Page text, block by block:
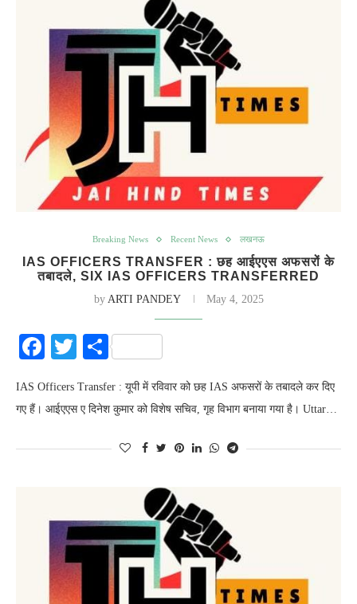
Breaking News Recent News लखनऊ
IAS OFFICERS TRANSFER : छह आईएएस अफसरों के
तबादले, SIX IAS OFFICERS TRANSFERRED
by ARTI PANDEY May 4, 2025
Facebook
Twitter
Share
IAS Officers Transfer : यूपी में रविवार को छह IAS अफसरों के तबादले कर दिए
गए हैं। आईएएस ए दिनेश कुमार को विशेष सचिव, गृह विभाग बनाया गया है। Uttar…